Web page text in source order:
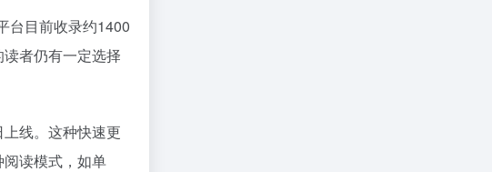
台目前收录约1400
者仍有一定选择
线。这种快速更
读模式，如单